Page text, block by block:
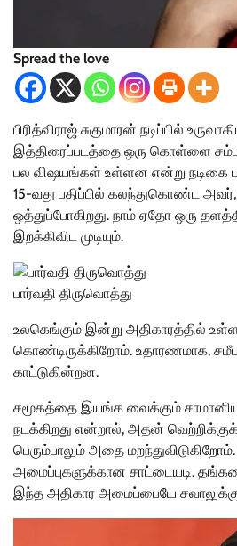
Spread the love
பிரித்விராஜ் சுகுமாரன் நடிப்பில்
இத்திரைப்படத்தை ஒரு கொள்ளை
பல விஷயங்கள் உள்ளன என்று நடிகை
15-வது பதிப்பில் கலந்துகொண்ட
ஒத்துப்போகிறது. நாம் ஏதோ ஒரு
இறக்கிவிட முடியும்.
பார்வதி திருவொத்து
உலகெங்கும் இன்று அதிகாரத்தில்
கொண்டிருக்கிறோம். உதாரணமாக,
காட்டுகின்றன.
சமூகத்தை இயங்க வைக்கும் சாமானிய
நடக்கிறது என்றால், அதன்
பெரும்பாலும் அதை
அமைப்புகளுக்கான சாட்டையடி.
இந்த அதிகார அமைப்பையே சவாலுக்கு